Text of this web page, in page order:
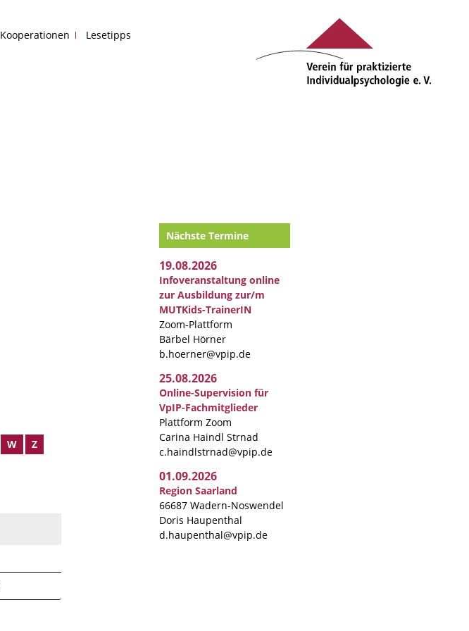
Kooperationen Lesetipps
W Z
Nächste Termine
19.08.2026
Infoveranstaltung online
zur Ausbildung zur/m
MUTKids-TrainerIN
Zoom-Plattform
Bärbel Hörner
b.hoerner@vpip.de
25.08.2026
Online-Supervision für
VpIP-Fachmitglieder
Plattform Zoom
Carina Haindl Strnad
c.haindlstrnad@vpip.de
01.09.2026
Region Saarland
66687 Wadern-Noswendel
Doris Haupenthal
d.haupenthal@vpip.de